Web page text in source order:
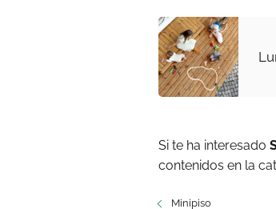
Si te ha interesado
contenidos en la
Minipiso